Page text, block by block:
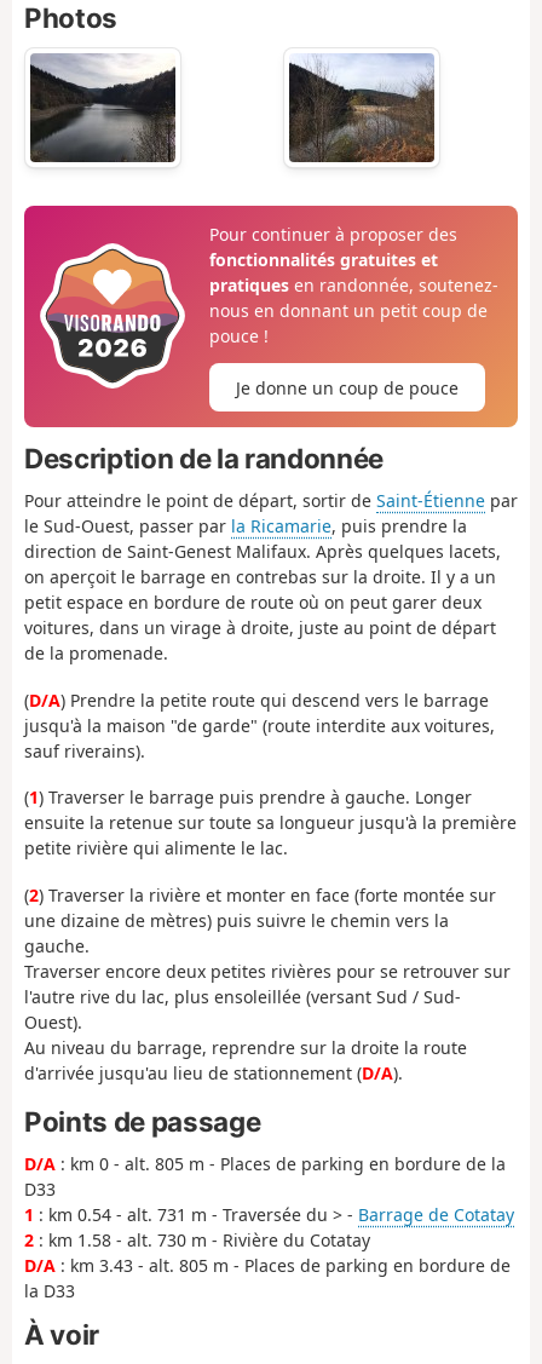
Photos
Pour continuer à proposer des
fonctionnalités gratuites et
pratiquesen randonnée, soutenez-
nous en donnant un petit coup de
pouce !
Je donne un coup de pouce
Description de la randonnée
Pour atteindre le point de départ, sortir de Saint-Étienne par
le Sud-Ouest, passer par la Ricamarie, puis prendre la
direction de Saint-Genest Malifaux. Après quelques lacets,
on aperçoit le barrage en contrebas sur la droite. Il y a un
petit espace en bordure de route où on peut garer deux
voitures, dans un virage à droite, juste au point de départ
de la promenade.
(D/A) Prendre la petite route qui descend vers le barrage
jusqu'à la maison "de garde" (route interdite aux voitures,
sauf riverains).
(1) Traverser le barrage puis prendre à gauche. Longer
ensuite la retenue sur toute sa longueur jusqu'à la première
petite rivière qui alimente le lac.
(2) Traverser la rivière et monter en face (forte montée sur
une dizaine de mètres) puis suivre le chemin vers la
gauche.
Traverser encore deux petites rivières pour se retrouver sur
l'autre rive du lac, plus ensoleillée (versant Sud / Sud-
Ouest).
Au niveau du barrage, reprendre sur la droite la route
d'arrivée jusqu'au lieu de stationnement (D/A).
Points de passage
D/A : km 0 - alt. 805 m - Places de parking en bordure de la
D33
1 : km 0.54 - alt. 731 m - Traversée du > - Barrage de Cotatay
2 : km 1.58 - alt. 730 m - Rivière du Cotatay
D/A : km 3.43 - alt. 805 m - Places de parking en bordure de
la D33
À voir